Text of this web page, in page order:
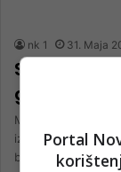
nk 1 31. Maja
Stanišić i
godina
Međunarodni
izrekao konačnu
bivšim…
Portal